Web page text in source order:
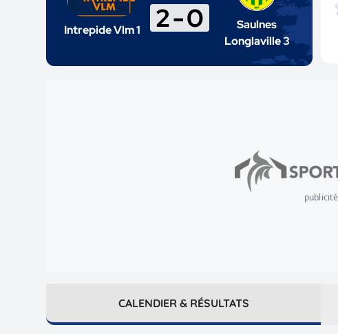
Intrepide Vlm 1 2-0
Saulnes
Longlaville 3
publicité
CALENDIER & RÉSULTATS